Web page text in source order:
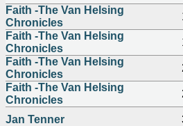
Faith -The Van Helsing
Chronicles
Faith -The Van Helsing
Chronicles
Faith -The Van Helsing
Chronicles
Faith -The Van Helsing
Chronicles
Jan Tenner